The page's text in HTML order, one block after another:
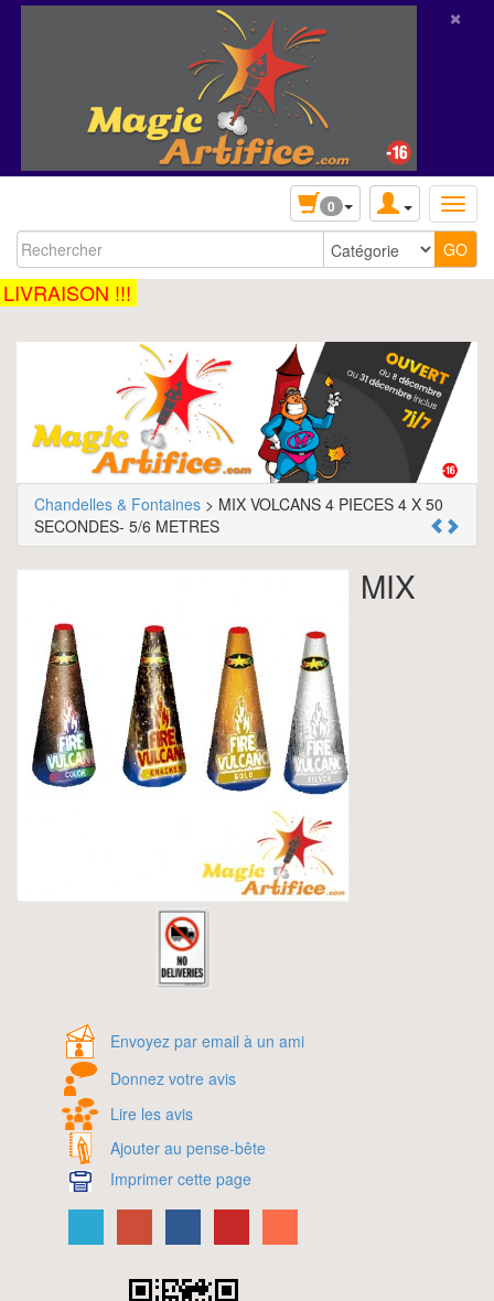
×
0
!!!
Chandelles & Fontaines > MIX VOLCANS 4 PIECES 4 X 50
SECONDES- 5/6 METRES
Envoyez par email à un ami
Donnez votre avis
Lire les avis
Ajouter au pense-bête
Imprimer cette page
MIX